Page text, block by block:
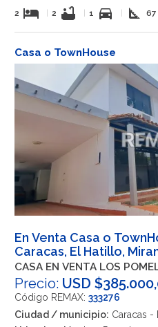
2 hotel 2 bathtub 1 directions_car square_foot 67
Casa o TownHouse
En Venta Casa o
Caracas, El Hatillo,
CASA EN VENTA LOS
Precio: USD
Código REMAX: 333276
Ciudad / municipio: Caracas -